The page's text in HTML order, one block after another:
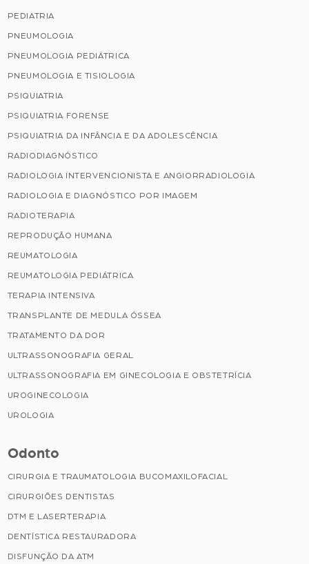
PEDIATRIA
PNEUMOLOGIA
PNEUMOLOGIA PEDIÁTRICA
PNEUMOLOGIA E TISIOLOGIA
PSIQUIATRIA
PSIQUIATRIA FORENSE
PSIQUIATRIA DA INFÂNCIA E DA ADOLESCÊNCIA
RADIODIAGNÓSTICO
RADIOLOGIA INTERVENCIONISTA E ANGIORRADIOLOGIA
RADIOLOGIA E DIAGNÓSTICO POR IMAGEM
RADIOTERAPIA
REPRODUÇÃO HUMANA
REUMATOLOGIA
REUMATOLOGIA PEDIÁTRICA
TERAPIA INTENSIVA
TRANSPLANTE DE MEDULA ÓSSEA
TRATAMENTO DA DOR
ULTRASSONOGRAFIA GERAL
ULTRASSONOGRAFIA EM GINECOLOGIA E OBSTETRÍCIA
UROGINECOLOGIA
UROLOGIA
Odonto
CIRURGIA E TRAUMATOLOGIA BUCOMAXILOFACIAL
CIRURGIÕES DENTISTAS
DTM E LASERTERAPIA
DENTÍSTICA RESTAURADORA
DISFUNÇÃO DA ATM